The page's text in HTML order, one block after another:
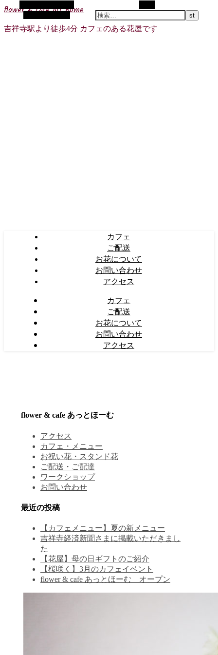
flower & cafe att home
吉祥寺駅より徒歩4分 カフェのある花屋です
カフェ
ご配送
お花について
お問い合わせ
アクセス
カフェ
ご配送
お花について
お問い合わせ
アクセス
flower & cafe あっとほーむ
アクセス
カフェ・メニュー
お祝い花・スタンド花
ご配送・ご配達
ワークショップ
お問い合わせ
最近の投稿
【カフェメニュー】夏の新メニュー
吉祥寺経済新聞さまに掲載いただきまし
た
【花屋】母の日ギフトのご紹介
【桜咲く】3月のカフェイベント
flower & cafe あっとほーむ オープン